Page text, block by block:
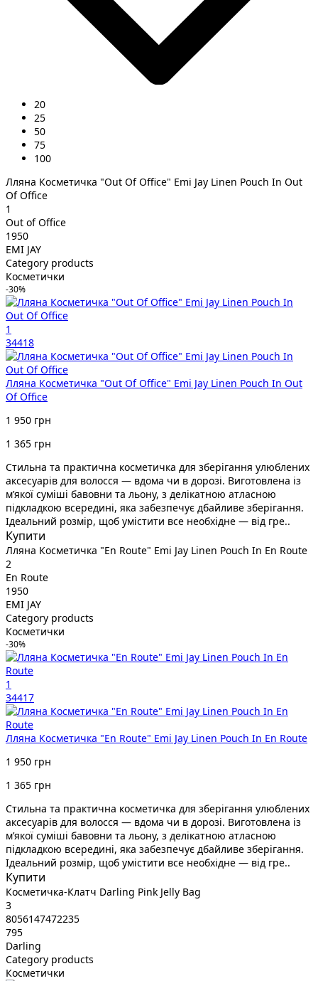
20
25
50
75
100
Лляна Косметичка "Out Of Office" Emi Jay Linen Pouch In Out
Of Office
1
Out of Office
1950
EMI JAY
Category products
Косметички
-30%
1
34418
Лляна Косметичка "Out Of Office" Emi Jay Linen Pouch In Out
Of Office
1 950 грн
1 365 грн
Стильна та практична косметичка для зберігання улюблених
аксесуарів для волосся — вдома чи в дорозі. Виготовлена із
м’якої суміші бавовни та льону, з делікатною атласною
підкладкою всередині, яка забезпечує дбайливе зберігання.
Ідеальний розмір, щоб умістити все необхідне — від гре..
Купити
Лляна Косметичка "En Route" Emi Jay Linen Pouch In En Route
2
En Route
1950
EMI JAY
Category products
Косметички
-30%
1
34417
Лляна Косметичка "En Route" Emi Jay Linen Pouch In En Route
1 950 грн
1 365 грн
Стильна та практична косметичка для зберігання улюблених
аксесуарів для волосся — вдома чи в дорозі. Виготовлена із
м’якої суміші бавовни та льону, з делікатною атласною
підкладкою всередині, яка забезпечує дбайливе зберігання.
Ідеальний розмір, щоб умістити все необхідне — від гре..
Купити
Косметичка-Клатч Darling Pink Jelly Bag
3
8056147472235
795
Darling
Category products
Косметички